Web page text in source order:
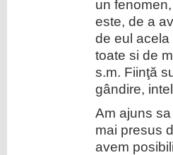
un
este, de a
de eul acela
toate si de
s.m. Fiinţă
gândire,
Am ajuns
mai presus
avem